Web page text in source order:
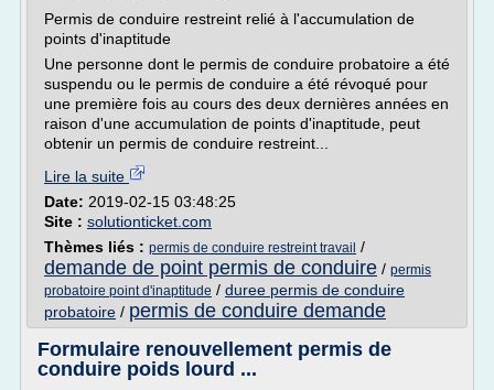
Permis de conduire restreint relié à l'accumulation de
points d'inaptitude
Une personne dont le permis de conduire probatoire a été
suspendu ou le permis de conduire a été révoqué pour
une première fois au cours des deux dernières années en
raison d'une accumulation de points d'inaptitude, peut
obtenir un permis de conduire restreint...
Lire la suite
Date: 2019-02-15 03:48:25
Site : solutionticket.com
Thèmes liés : permis de conduire restreint travail /
demande de point permis de conduire / permis
probatoire point d'inaptitude / duree permis de conduire
probatoire / permis de conduire demande
Formulaire renouvellement permis de
conduire poids lourd ...